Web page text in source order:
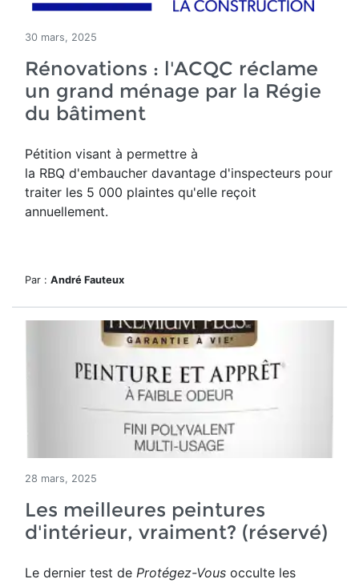
30 mars, 2025
Rénovations : l'ACQC réclame
un grand ménage par la Régie
du bâtiment
Pétition visant à permettre à
la RBQ d'embaucher davantage d'inspecteurs pour
traiter les 5 000 plaintes qu'elle reçoit
annuellement.
Par : André Fauteux
28 mars, 2025
Les meilleures peintures
d'intérieur, vraiment? (réservé)
Le dernier test de Protégez-Vous occulte les